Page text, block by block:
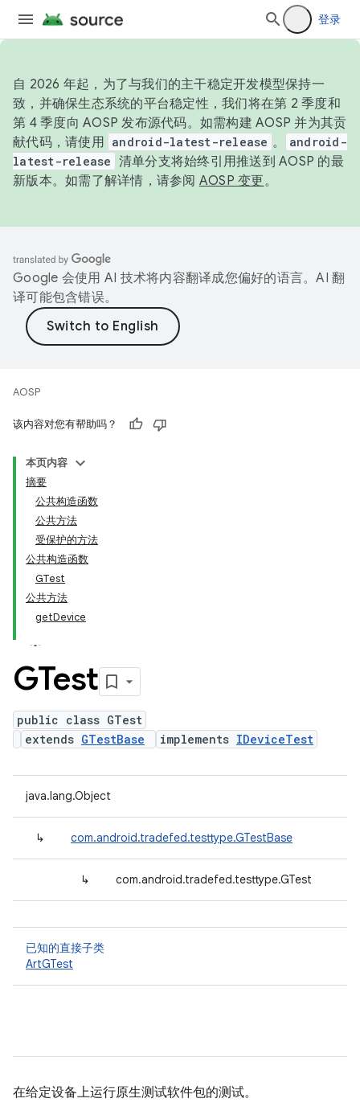
登录
自 2026 年起，为了与我们的主干稳定开发模型保持一
致，并确保生态系统的平台稳定性，我们将在第 2 季度和
第 4 季度向 AOSP 发布源代码。如需构建 AOSP 并为其贡
献代码，请使用 android-latest-release 。
android-
latest-release 清单分支将始终引用推送到 AOSP 的最
新版本。如需了解详情，请参阅 AOSP 变更。
Google 会使用 AI 技术将内容翻译成您偏好的语言。AI 翻
译可能包含错误。
AOSP
该内容对您有帮助吗？
本页内容
摘要
公共构造函数
公共方法
受保护的方法
公共构造函数
GTest
公共方法
getDevice
GTest
public class GTest
extends GTestBase implements IDeviceTest
java.lang.Object
↳ com.android.tradefed.testtype.GTestBase
↳ com.android.tradefed.testtype.GTest
已知的直接子类
ArtGTest
在给定设备上运行原生测试软件包的测试。